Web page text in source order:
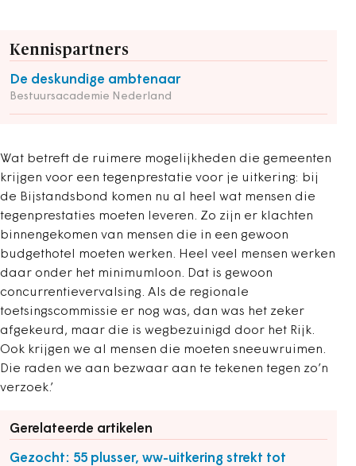
Kennispartners
De deskundige ambtenaar
Bestuursacademie Nederland
Wat betreft de ruimere mogelijkheden die gemeenten
krijgen voor een tegenprestatie voor je uitkering: bij
de Bijstandsbond komen nu al heel wat mensen die
tegenprestaties moeten leveren. Zo zijn er klachten
binnengekomen van mensen die in een gewoon
budgethotel moeten werken. Heel veel mensen werken
daar onder het minimumloon. Dat is gewoon
concurrentievervalsing. Als de regionale
toetsingscommissie er nog was, dan was het zeker
afgekeurd, maar die is wegbezuinigd door het Rijk.
Ook krijgen we al mensen die moeten sneeuwruimen.
Die raden we aan bezwaar aan te tekenen tegen zo’n
verzoek.’
Gerelateerde artikelen
Gezocht: 55 plusser, ww-uitkering strekt tot